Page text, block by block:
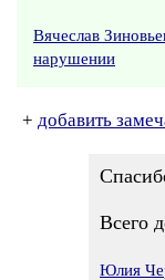
Вячеслав
нарушении
+ добавить
Всего
Юлия